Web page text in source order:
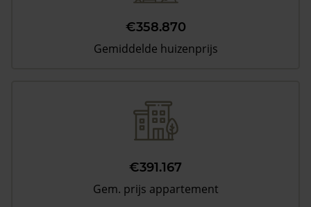
€358.870
Gemiddelde huizenprijs
€391.167
Gem. prijs appartement